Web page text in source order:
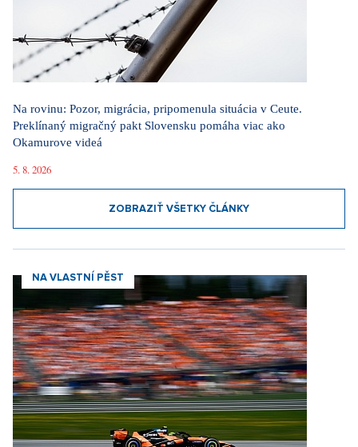
Na rovinu: Pozor, migrácia, pripomenula situácia v Ceute.
Preklínaný migračný pakt Slovensku pomáha viac ako
Okamurove videá
5. 8. 2026
ZOBRAZIŤ VŠETKY ČLÁNKY
NA VLASTNÍ PĚST